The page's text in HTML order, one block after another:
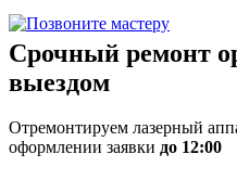
Срочный ремонт
выездом
Отремонтируем лазерный
оформлении заявки до 12:00